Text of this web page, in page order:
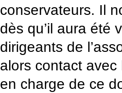
conservateurs. Il
dès qu’il aura été
dirigeants de
alors contact
en charge de ce